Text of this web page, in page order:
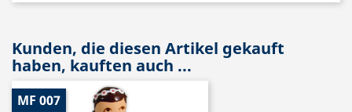
Kunden, die diesen Artikel gekauft
haben, kauften auch ...
MF 007